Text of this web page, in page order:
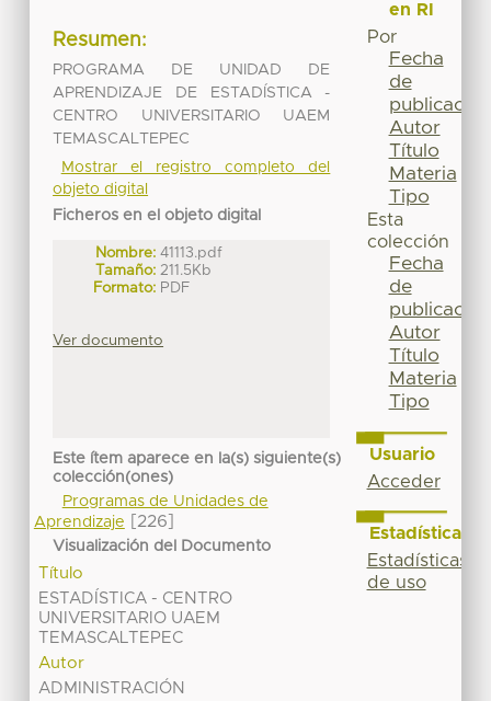
Resumen:
PROGRAMA DE UNIDAD DE
APRENDIZAJE DE ESTADÍSTICA -
CENTRO UNIVERSITARIO UAEM
TEMASCALTEPEC
Mostrar el registro completo del
objeto digital
Ficheros en el objeto digital
Nombre: 41113.pdf
Tamaño: 211.5Kb
Formato: PDF
Ver documento
Este ítem aparece en la(s) siguiente(s)
colección(ones)
Programas de Unidades de
Aprendizaje
[226]
Visualización del Documento
Título
ESTADÍSTICA - CENTRO
UNIVERSITARIO UAEM
TEMASCALTEPEC
Autor
ADMINISTRACIÓN
en RI
Por
Fecha
de
publicación
Autor
Título
Materia
Tipo
Esta
colección
Fecha
de
publicación
Autor
Título
Materia
Tipo
Usuario
Acceder
Estadísticas
Estadísticas
de uso